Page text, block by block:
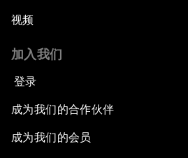
视频
加入我们
登录
成为我们的合作伙伴
成为我们的会员